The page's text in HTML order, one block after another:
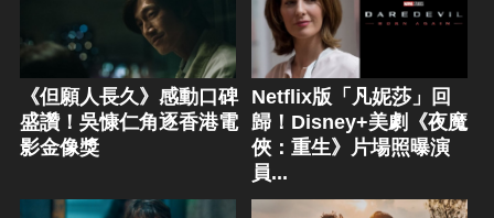
《但願人長久》感動口碑
盛讚！吳慷仁角逐香港電
影金像獎
Netflix版「凡妮莎」回
歸！Disney+美劇《夜魔
俠：重生》片場照曝演
員...